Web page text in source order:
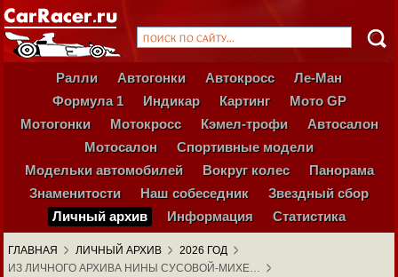
Ралли Автогонки Автокросс
Ле-Ман
Формула 1
Индикар Картинг
Мото GP
Мотогонки
Мотокросс Кэмел-трофи
Автосалон
Мотосалон
Спортивные модели
Модельки автомобилей
Вокруг колес
Панорама
Знаменитости
Наш собеседник
Звездный сбор
Личный архив
Информация Статистика
ГЛАВНАЯ ЛИЧНЫЙ АРХИВ
2026 ГОД
ИЗ ЛИЧНОГО АРХИВА НИНЫ СУСОВОЙ-МИХЕ…